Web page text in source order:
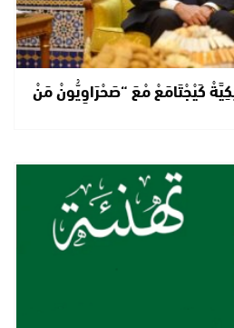
كَيْجْتَامَعْ مْعَ “صَحْرَاوِيُّونْ مَنْ